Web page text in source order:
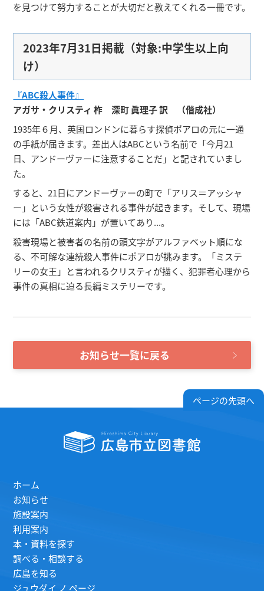
を見つけて努力することが大切だと教えてくれる一冊です。
2023年7月31日掲載（対象:中学生以上向
け）
『ABC殺人事件』
アガサ・クリスティ 柞 深町 眞理子 訳 （偕成社）
1935年６月、英国ロンドンに暮らす探偵ポアロの元に一通
の手紙が届きます。差出人はABCという名前で「今月21
日、アンドーヴァーに注意することだ」と記されていまし
た。
すると、21日にアンドーヴァーの町で「アリス＝アッシャ
ー」という女性が殺害される事件が起きます。そして、現場
には「ABC鉄道案内」が置いてあり...。
殺害現場と被害者の名前の頭文字がアルファベット順にな
る、不可解な連続殺人事件にポアロが挑みます。「ミステ
リーの女王」と言われるクリスティが描く、犯罪者心理から
事件の真相に迫る長編ミステリーです。
お知らせ一覧に戻る
ページの先頭へ
ホーム
お知らせ
施設案内
利用案内
本・資料を探す
調べる・相談する
広島を知る
ジュウダイ ノ ページ